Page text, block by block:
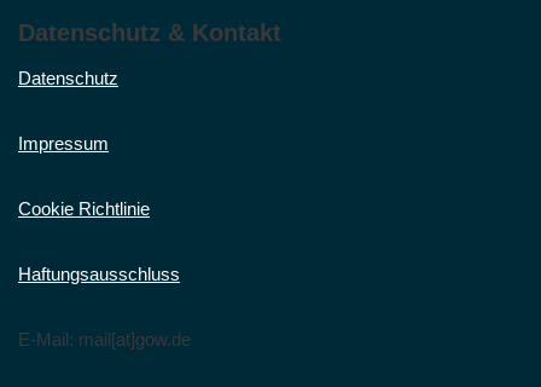
Datenschutz & Kontakt
Datenschutz
Impressum
Cookie Richtlinie
Haftungsausschluss
E-Mail: mail[at]gow.de